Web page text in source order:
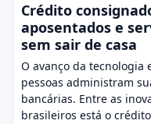
Crédito
aposentados e
sem sair de casa
O avanço da tecnologia
pessoas administram
bancárias. Entre as
brasileiros está o